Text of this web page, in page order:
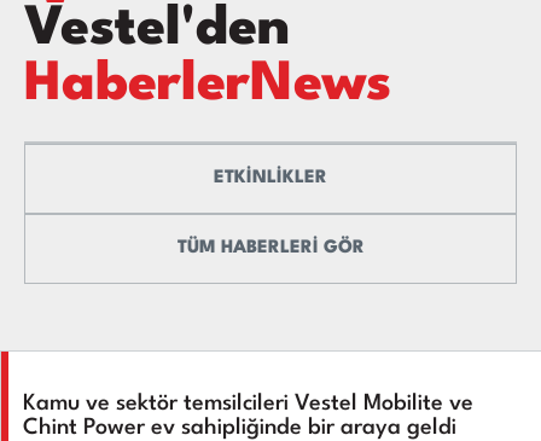
Vestel'den
HaberlerNews
ETKİNLİKLER
TÜM HABERLERİ GÖR
Kamu ve sektör temsilcileri Vestel Mobilite ve
Chint Power ev sahipliğinde bir araya geldi